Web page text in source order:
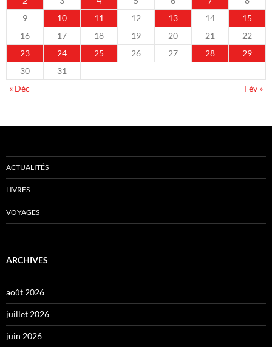
9
10 11 12 13 14
15
16
17 18 19 20 21
22
23
24 25 26 27 28
29
30
31
« Déc
Fév »
ACTUALITÉS
LIVRES
VOYAGES
ARCHIVES
août 2026
juillet 2026
juin 2026